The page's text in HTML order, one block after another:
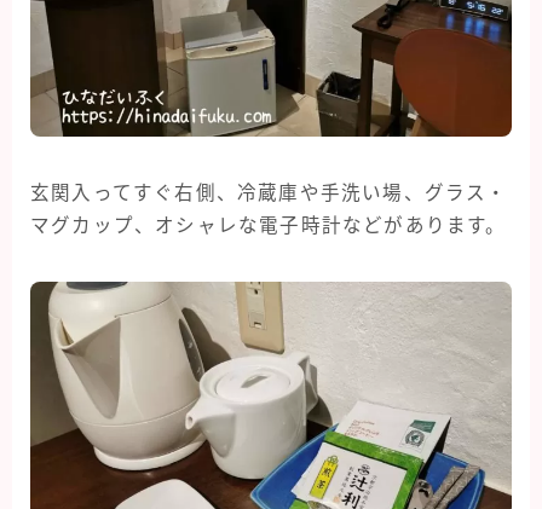
玄関入ってすぐ右側、冷蔵庫や手洗い場、グラス・
マグカップ、オシャレな電子時計などがあります。